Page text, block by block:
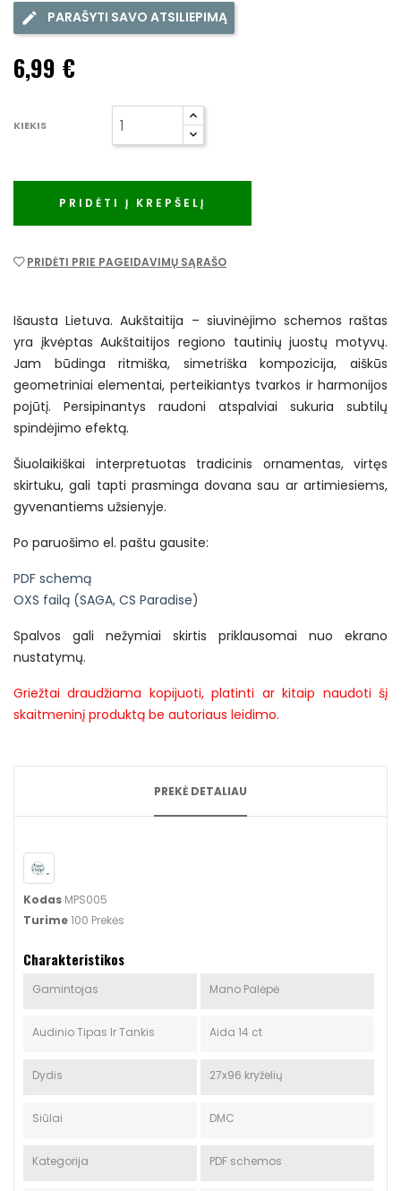
PARAŠYTI SAVO ATSILIEPIMĄ
6,99 €
KIEKIS
PRIDĖTI Į KREPŠELĮ
PRIDĖTI PRIE PAGEIDAVIMŲ SĄRAŠO
Išausta Lietuva. Aukštaitija – siuvinėjimo schemos raštas
yra įkvėptas Aukštaitijos regiono tautinių juostų motyvų.
Jam būdinga ritmiška, simetriška kompozicija, aiškūs
geometriniai elementai, perteikiantys tvarkos ir harmonijos
pojūtį. Persipinantys raudoni atspalviai sukuria subtilų
spindėjimo efektą.
Šiuolaikiškai interpretuotas tradicinis ornamentas, virtęs
skirtuku, gali tapti prasminga dovana sau ar artimiesiems,
gyvenantiems užsienyje.
Po paruošimo el. paštu gausite:
PDF schemą
OXS failą (SAGA, CS Paradise)
Spalvos gali nežymiai skirtis priklausomai nuo ekrano
nustatymų.
Griežtai draudžiama kopijuoti, platinti ar kitaip naudoti šį
skaitmeninį produktą be autoriaus leidimo.
PREKĖ DETALIAU
Kodas MPS005
Turime100 Prekės
Charakteristikos
Gamintojas Mano Palėpė
Audinio Tipas Ir Tankis Aida 14 ct
Dydis 27x96 kryželių
Siūlai DMC
Kategorija PDF schemos